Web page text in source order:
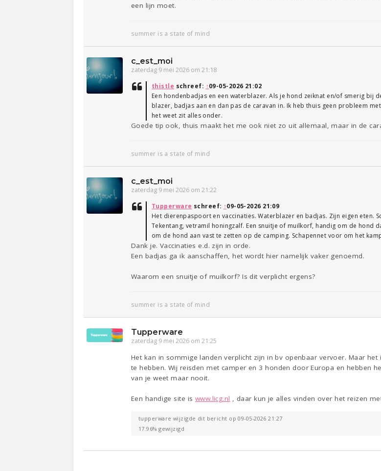
een lijn moet.
summer is a state of mind
c_est_moi
zaterdag 9 mei 2026 om 21:18
thistle schreef: ↑09-05-2026 21:02
Een hondenbadjas en een waterblazer. Als je hond zeiknat en/of smerig bij
blazer, badjas aan en dan pas de caravan in. Ik heb thuis geen probleem
het weet zit alles onder.
Goede tip ook, thuis maakt het me ook niet zo uit allemaal, maar in de
summer is a state of mind
c_est_moi
zaterdag 9 mei 2026 om 21:22
Tupperware schreef: ↑09-05-2026 21:09
Het dierenpaspoort en vaccinaties. Waterblazer en badjas. Zijn eigen eten.
Tekentang, vetramil honingzalf. Een snuitje of muilkorf, handig om de hond
om de hond aan vast te zetten op de camping. Schapennet voor om het
Dank je. Vaccinaties e.d. zijn in orde.
Een badjas ga ik aanschaffen, het wordt hier namelijk vaker genoemd.
Waarom een snuitje of muilkorf? Is dit verplicht ergens?
summer is a state of mind
Tupperware
zaterdag 9 mei 2026 om 21:25
Het kan in sommige landen verplicht zijn in bv openbaar vervoer. Maar
te hebben. Wij reisden met camper en 3 honden door Europa en hebben
van je weet maar nooit.
Een handige site is www.licg.nl , daar kun je alles vinden over het reizen
tupperware wijzigde dit bericht op 09-05-2026 21:27
17.96% gewijzigd